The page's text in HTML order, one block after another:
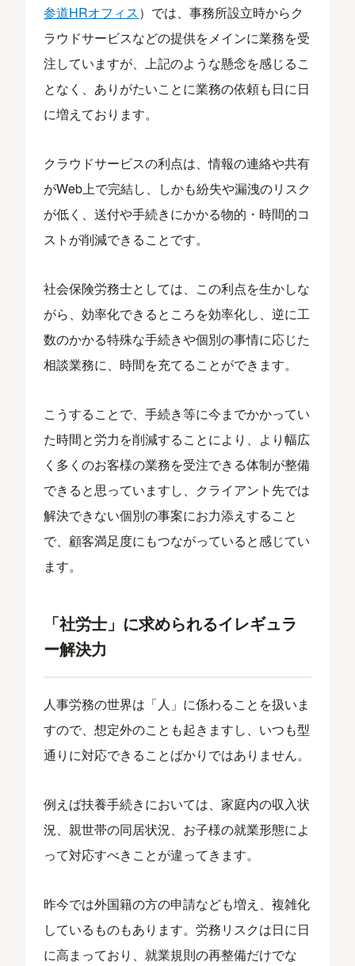
参道HRオフィス）では、事務所設立時からク
ラウドサービスなどの提供をメインに業務を受
注していますが、上記のような懸念を感じるこ
となく、ありがたいことに業務の依頼も日に日
に増えております。
クラウドサービスの利点は、情報の連絡や共有
がWeb上で完結し、しかも紛失や漏洩のリスク
が低く、送付や手続きにかかる物的・時間的コ
ストが削減できることです。
社会保険労務士としては、この利点を生かしな
がら、効率化できるところを効率化し、逆に工
数のかかる特殊な手続きや個別の事情に応じた
相談業務に、時間を充てることができます。
こうすることで、手続き等に今までかかってい
た時間と労力を削減することにより、より幅広
く多くのお客様の業務を受注できる体制が整備
できると思っていますし、クライアント先では
解決できない個別の事案にお力添えすること
で、顧客満足度にもつながっていると感じてい
ます。
「社労士」に求められるイレギュラ
ー解決力
人事労務の世界は「人」に係わることを扱いま
すので、想定外のことも起きますし、いつも型
通りに対応できることばかりではありません。
例えば扶養手続きにおいては、家庭内の収入状
況、親世帯の同居状況、お子様の就業形態によ
って対応すべきことが違ってきます。
昨今では外国籍の方の申請なども増え、複雑化
しているものもあります。労務リスクは日に日
に高まっており、就業規則の再整備だけでな